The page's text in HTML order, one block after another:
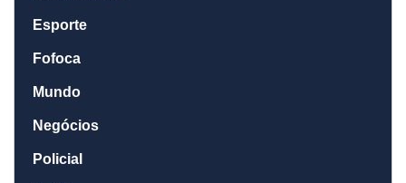
Esporte
Fofoca
Mundo
Negócios
Policial